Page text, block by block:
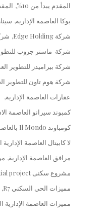
المقدم يبدأ من 10%
بوكا العاصمة الإدارية
شركة Edge Holding
شركة ماستر جروب
شركة بيراميدز للتطوير
شركة هوم تاون للتطوير
عقارات العاصمة الإدارية
كمبوند سيرانو العاصمة
كومباوند Il Mondo بالعاصمة الادارية
لا كابيتال العاصمة الإدارية
مرافق العاصمة الإدارية
مشروع سكنى residential project
مميزات الحي السكني R7
مميزات العاصمة الإدارية